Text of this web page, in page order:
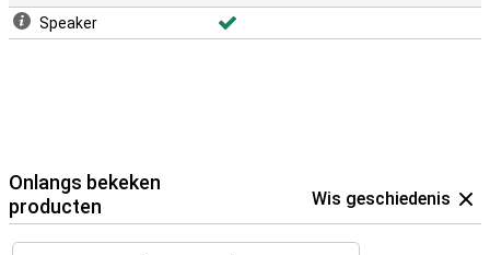
Speaker
Onlangs bekeken
producten
Wis geschiedenis